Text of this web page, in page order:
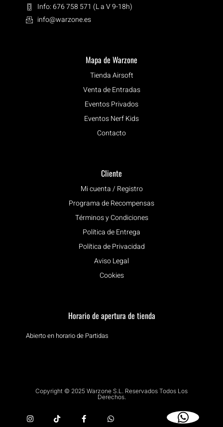
Info: 676 758 571 (L a V 9-18h)
info@warzone.es
Mapa de Warzone
Tienda Airsoft
Venta de Entradas
Eventos Privados
Eventos Nerf Kids
Contacto
Cliente
Mi cuenta / Registro
Programa de Recompensas
Términos y Condiciones
Política de Entrega
Política de Privacidad
Aviso Legal
Cookies
Horario de apertura de tienda
Abierto en horario de Partidas
Copyright © 2025 Warzone S.L. Reservados Todos Los
Derechos.